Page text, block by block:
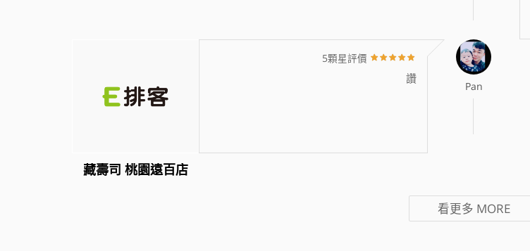
Pan
5顆星評價
讚
藏壽司 桃園遠百店
看更多 MORE